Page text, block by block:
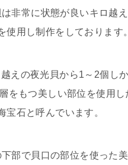
非常に状態が良いキロ越
使用し制作をしております。
えの夜光貝から1～2個し
をもつ美しい部位を使用し
宝石と呼んでいます。
部で貝口の部位を使った